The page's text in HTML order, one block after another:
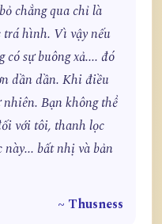
chẳng qua chỉ là
hình. Vì vậy nếu
có sự buông xả.... đó
dần dần. Khi điều
Bạn không thể
với tôi, thanh lọc
bất nhị và bản
~ Thusness